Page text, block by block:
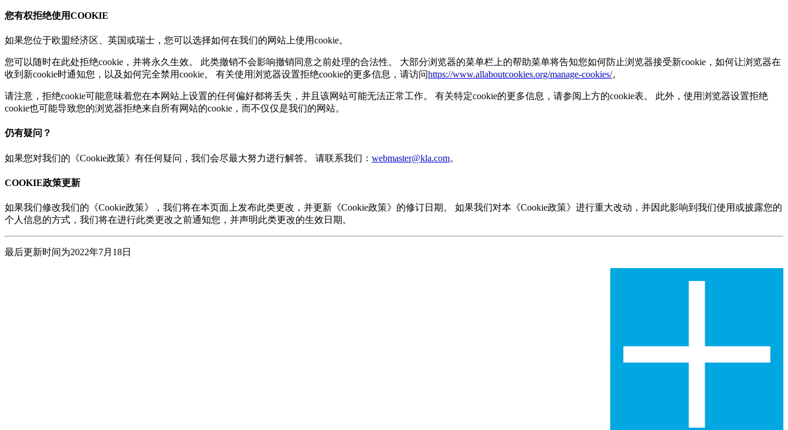
您有权拒绝使用COOKIE
如果您位于欧盟经济区、英国或瑞士，您可以选择如何在我们的网站上使用cookie。
您可以随时在此处拒绝cookie，并将永久生效。 此类撤销不会影响撤销同意之前处理的合法性。 大部分浏览器的菜单栏上的帮助菜单将告知您如何防止浏览器接受新cookie，如何让浏览器在
收到新cookie时通知您，以及如何完全禁用cookie。 有关使用浏览器设置拒绝cookie的更多信息，请访问https://www.allaboutcookies.org/manage-cookies/。
请注意，拒绝cookie可能意味着您在本网站上设置的任何偏好都将丢失，并且该网站可能无法正常工作。 有关特定cookie的更多信息，请参阅上方的cookie表。 此外，使用浏览器设置拒绝
cookie也可能导致您的浏览器拒绝来自所有网站的cookie，而不仅仅是我们的网站。
仍有疑问？
如果您对我们的《Cookie政策》有任何疑问，我们会尽最大努力进行解答。 请联系我们： webmaster@kla.com。
COOKIE政策更新
如果我们修改我们的《Cookie政策》，我们将在本页面上发布此类更改，并更新《Cookie政策》的修订日期。 如果我们对本《Cookie政策》进行重大改动，并因此影响到我们使用或披露您的
个人信息的方式，我们将在进行此类更改之前通知您，并声明此类更改的生效日期。
最后更新时间为2022年7月18日